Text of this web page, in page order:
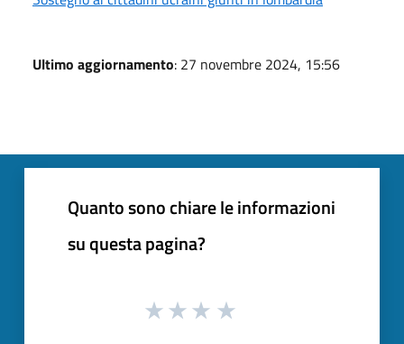
Ultimo aggiornamento: 27 novembre 2024, 15:56
Quanto sono chiare le informazioni
su questa pagina?